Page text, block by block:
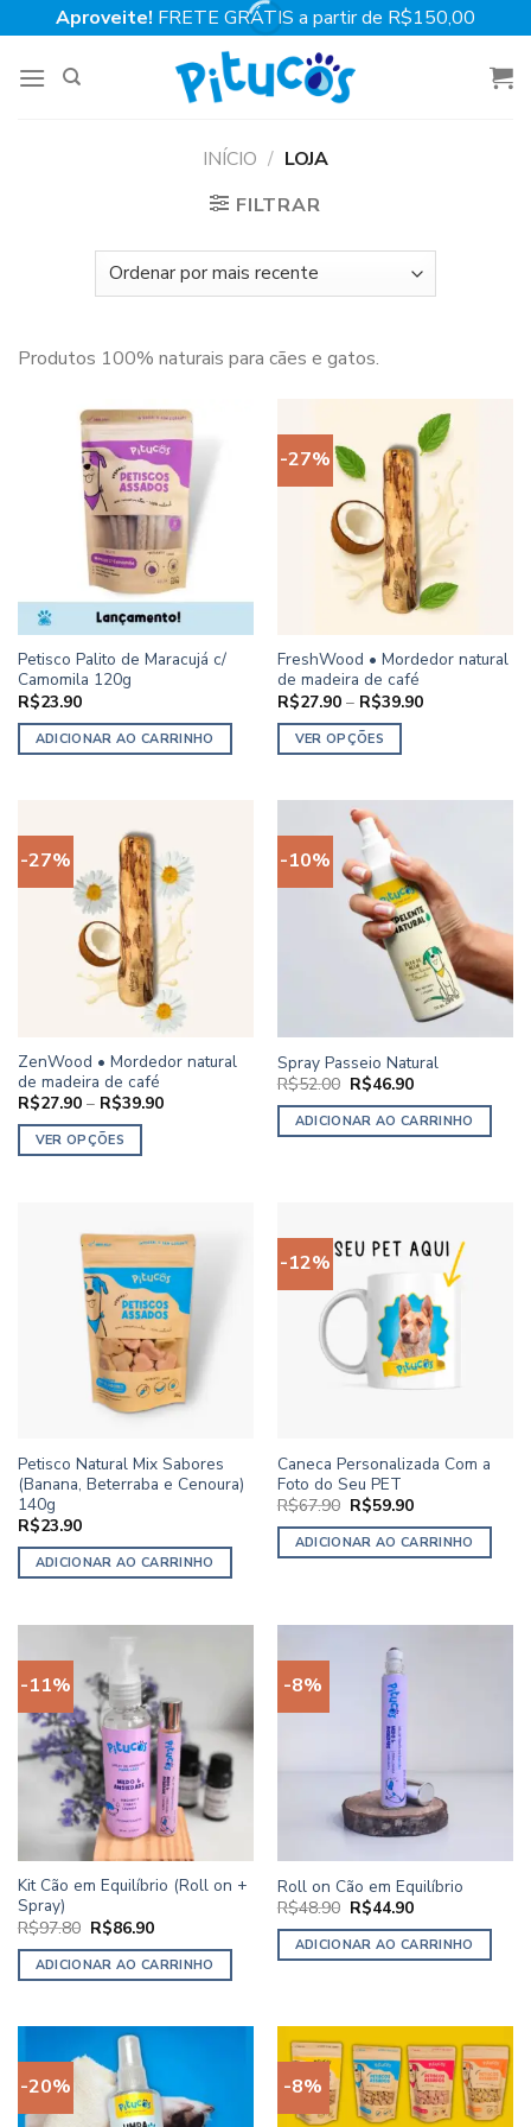
to
content
Aproveite! FRETE GRÁTIS a partir de R$150,00
INÍCIO / LOJA
FILTRAR
Produtos 100% naturais para cães e gatos.
Petisco Palito de Maracujá c/
Camomila 120g
R$23.90
ADICIONAR AO CARRINHO
-27%
FreshWood • Mordedor natural
de madeira de café
R$27.90 – R$39.90Faixa
VER OPÇÕES
várias
variantes.
As
página
do
produto
-27%
ZenWood • Mordedor natural
de madeira de café
R$27.90 – R$39.90Faixa
VER OPÇÕES
variantes.
escolhidas
do
produto
-10%
Spray Passeio Natural
R$52.00 O
preço
original
era:
R$52.00.
R$46.90O
atual
é:
R$46.90.
ADICIONAR AO CARRINHO
Petisco Natural Mix Sabores
(Banana, Beterraba e Cenoura)
140g
R$23.90
ADICIONAR AO CARRINHO
-12%
Caneca Personalizada Com a
Foto do Seu PET
R$67.90 O
preço
original
era:
R$67.90.
R$59.90O
atual
é:
R$59.90.
ADICIONAR AO CARRINHO
-11%
Kit Cão em Equilíbrio (Roll on +
Spray)
R$97.80 O
preço
original
era:
R$97.80.
R$86.90O
atual
é:
R$86.90.
ADICIONAR AO CARRINHO
-8%
Roll on Cão em Equilíbrio
R$48.90 O
preço
original
era:
R$44.90O
atual
é:
ADICIONAR AO CARRINHO
-20% -8%